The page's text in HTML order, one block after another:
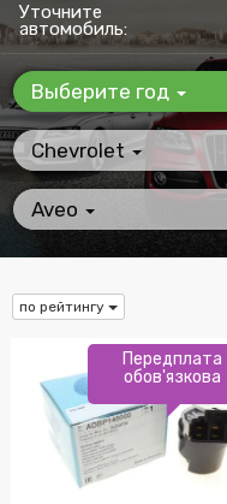
Уточните
автомобиль:
Выберите год
Chevrolet
Aveo
по рейтингу
Передплата
обов'язкова